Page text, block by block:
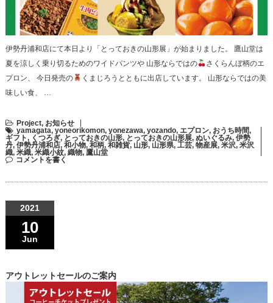
伊勢丹浦和店にて本日より「とっておきの山形展」が始まりました。 鷹山堂は
夏を涼しく乗り切るためのワイドパンツや 山形ならではの
さくらんぼ柄のエ
プロン、 今日発売の
くまじろうとともに出店しています。 山形ならではの美
味しい食、 …
Project, お知らせ
yamagata, yoneorikomon, yonezawa, yozando, エプロン, おうち時間,
ギフト, くつろぎ, とっておきの山形, とっておきの山形展, ぬいぐるみ, 伊勢
丹, 伊勢丹浦和店, 和小物, 和柄, 和雑貨, 山形, 山形県, 工芸, 物産展, 米沢, 米沢
織, 米織, 米織小紋, 織物, 鷹山堂
コメントを書く
2021
10
Jun
アウトレットセールのご案内